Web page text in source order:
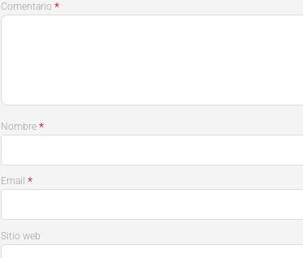
Comentario*
Nombre*
Email*
Sitio web